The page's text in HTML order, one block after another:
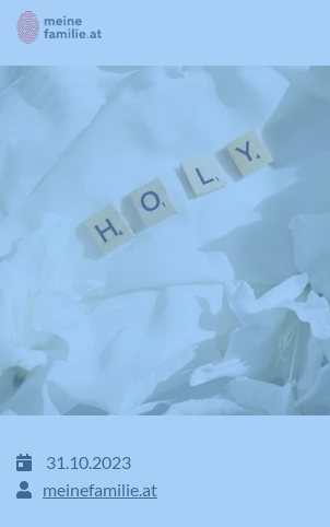
31.10.2023
meinefamilie.at